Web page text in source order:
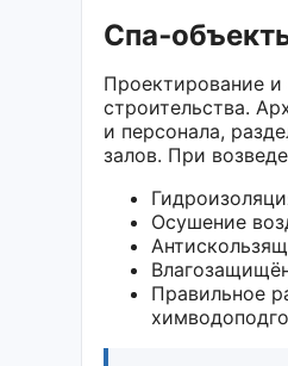
Проектирование
строительства.
и персонала,
залов. При
Осушение
Правильное